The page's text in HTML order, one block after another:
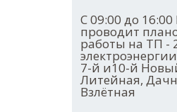
С 09:00 до
проводит
работы на ТП -
7-й и10-й
Литейная,
Взлётная